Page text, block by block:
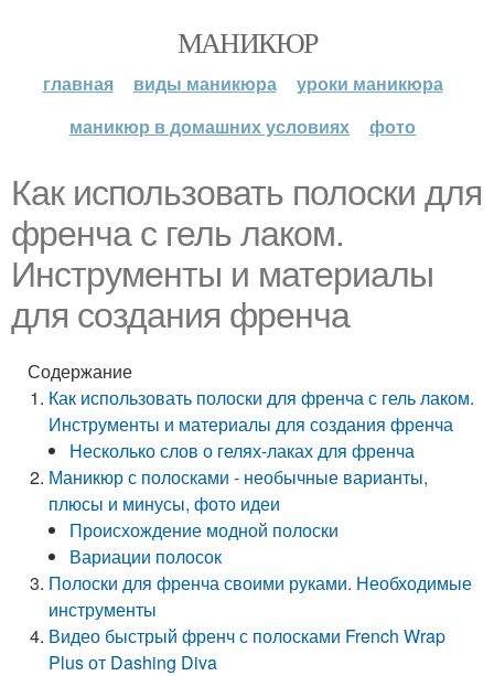
МАНИКЮР
главная виды маникюра
уроки маникюра
маникюр в домашних условиях
фото
Как использовать полоски для
френча с гель лаком.
Инструменты и материалы
для создания френча
Содержание
Как использовать полоски для френча с гель лаком.
Инструменты и материалы для создания френча
Несколько слов о гелях-лаках для френча
Маникюр с полосками - необычные варианты,
плюсы и минусы, фото идеи
Происхождение модной полоски
Вариации полосок
Полоски для френча своими руками. Необходимые
инструменты
Видео быстрый френч с полосками French Wrap
Plus от Dashing Diva